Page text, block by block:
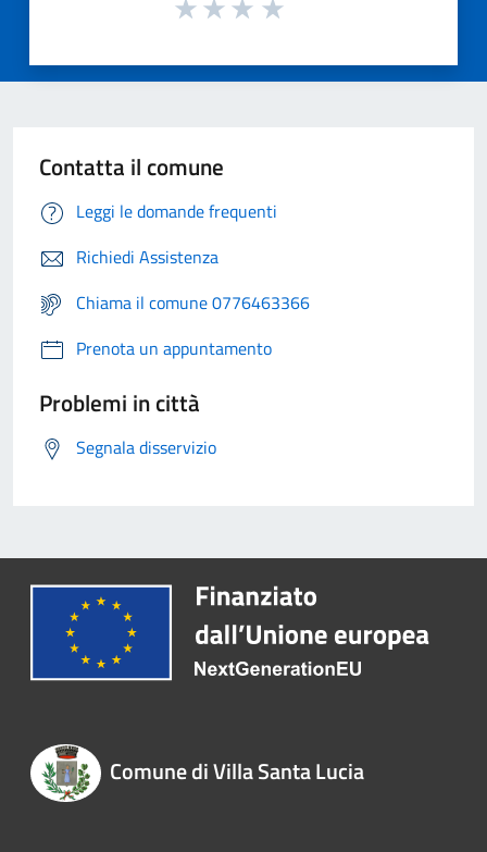
Contatta il comune
Leggi le domande frequenti
Richiedi Assistenza
Chiama il comune 0776463366
Prenota un appuntamento
Problemi in città
Segnala disservizio
Comune di Villa Santa Lucia